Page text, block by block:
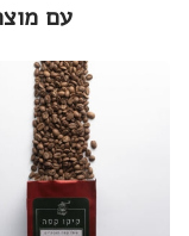
עם